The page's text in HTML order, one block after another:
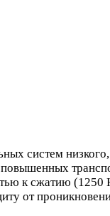
систем
к сжатию (1250
от